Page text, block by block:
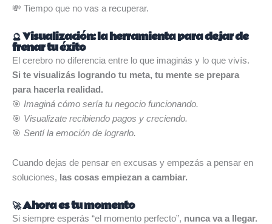
💸 Tiempo que no vas a recuperar.
🔮 Visualización: la herramienta para dejar de
frenar tu éxito
El cerebro no diferencia entre lo que imaginás y lo que vivís.
Si te visualizás logrando tu meta, tu mente se prepara
para hacerla realidad.
🎯 Imaginá cómo sería tu negocio funcionando.
🎯 Visualizate recibiendo pagos y creciendo.
🎯 Sentí la emoción de lograrlo.
Cuando dejas de pensar en excusas y empezás a pensar en
soluciones, las cosas empiezan a cambiar.
🚀 Ahora es tu momento
Si siempre esperás “el momento perfecto”, nunca va a llegar.